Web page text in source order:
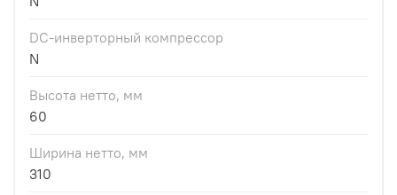
DC-инверторный компрессор
N
Высота нетто, мм
60
Ширина нетто, мм
310